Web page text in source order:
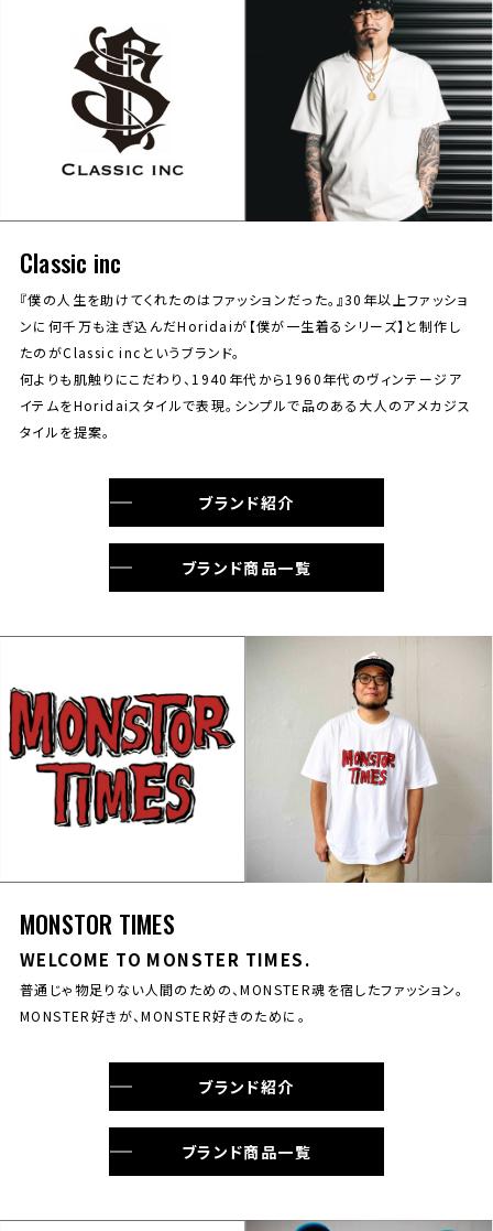
Classic inc
『僕の人生を助けてくれたのはファッションだった。』30年以上ファッショ
ンに何千万も注ぎ込んだHoridaiが【僕が一生着るシリーズ】と制作し
たのがClassic incというブランド。
何よりも肌触りにこだわり、1940年代から1960年代のヴィンテージア
イテムをHoridaiスタイルで表現。シンプルで品のある大人のアメカジス
タイルを提案。
ブランド紹介
ブランド商品一覧
MONSTOR TIMES
WELCOME TO MONSTER TIMES.
普通じゃ物足りない人間のための、MONSTER魂を宿したファッション。
MONSTER好きが、MONSTER好きのために。
ブランド紹介
ブランド商品一覧